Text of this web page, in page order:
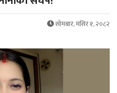
सोमबार, मंसिर १, २०८२